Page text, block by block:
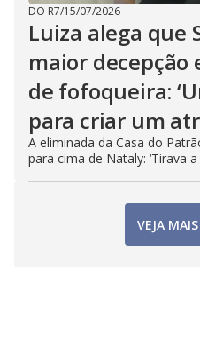
DO R7/15/07/2026
Luiza alega que
maior decepção
de fofoqueira:
para criar um
A eliminada da Casa do
para cima de Nataly: ‘Tirava
VEJA